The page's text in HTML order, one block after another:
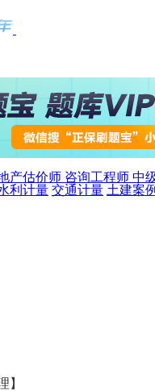
产估价师 咨询工程师 中
利计量 交通计量 土建案例
】